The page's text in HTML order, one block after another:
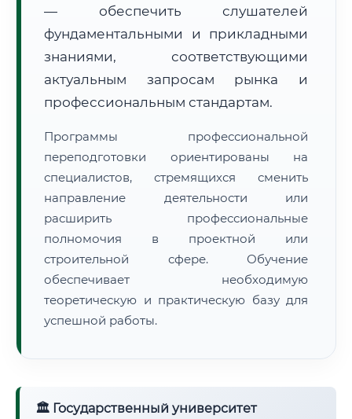
• Маршрут транзита:~3 615 км
📜 Документы и аккредитация ФИС ФРДО
Нажмите на документ для увеличения и просмотра
— обеспечить слушателей
фундаментальными и прикладными
знаниями, соответствующими
актуальным запросам рынка и
профессиональным стандартам.
Программы профессиональной
переподготовки ориентированы на
специалистов, стремящихся сменить
направление деятельности или
расширить профессиональные
полномочия в проектной или
строительной сфере. Обучение
обеспечивает необходимую
теоретическую и практическую базу для
успешной работы.
🏛 Государственный университет